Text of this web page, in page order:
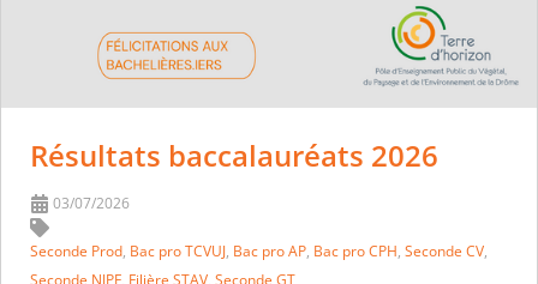
Résultats baccalauréats 2026
03/07/2026
Seconde Prod, Bac pro TCVUJ, Bac pro AP, Bac pro CPH, Seconde CV,
Seconde NJPF, Filière STAV, Seconde GT